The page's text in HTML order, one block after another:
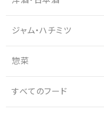
ジャム・ハチミツ
惣菜
すべてのフード